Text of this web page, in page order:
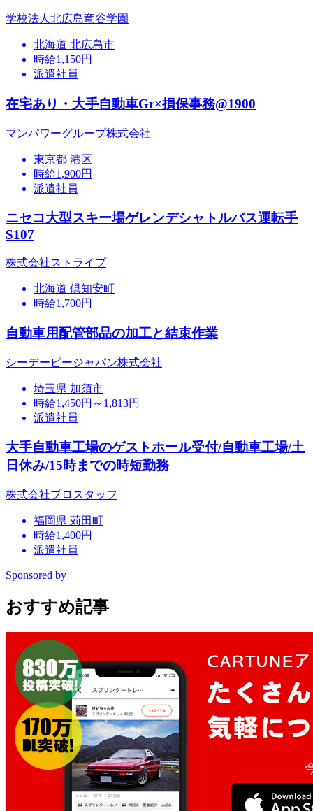
学校法人北広島竜谷学園
北海道 北広島市
時給1,150円
派遣社員
在宅あり・大手自動車Gr×損保事務@1900
マンパワーグループ株式会社
東京都 港区
時給1,900円
派遣社員
ニセコ大型スキー場ゲレンデシャトルバス運転手
S107
株式会社ストライプ
北海道 倶知安町
時給1,700円
自動車用配管部品の加工と結束作業
シーデーピージャパン株式会社
埼玉県 加須市
時給1,450円～1,813円
派遣社員
大手自動車工場のゲストホール受付/自動車工場/土
日休み/15時までの時短勤務
株式会社プロスタッフ
福岡県 苅田町
時給1,400円
派遣社員
Sponsored by
おすすめ記事